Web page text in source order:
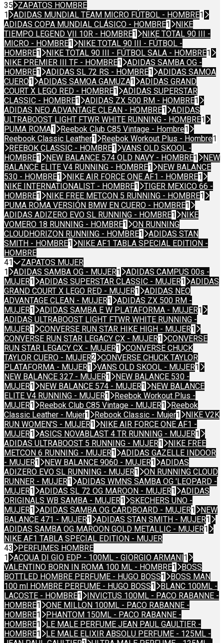
35
ZAPATOS HOMBRE
1
ADIDAS MUNDIAL TEAM MICRO FÚTBOL - HOMBRE1
ADIDAS COPA MUNDIAL CLÁSICO - HOMBRE1
NIKE
TIEMPO LEGEND VII 10R - HOMBRE1
NIKE TOTAL 90 III -
MICRO - HOMBRE1
NIKE TOTAL 90 III - FÚTBOL -
HOMBRE1 NIKE TOTAL 90 III - FÚTBOL SALA - HOMBRE1
NIKE PREMIER III TF - HOMBRE1
ADIDAS SAMBA OG -
HOMBRE1 ADIDAS SL 72 RS - HOMBRE1
ADIDAS SAMOA
CUERO1 ADIDAS SAMOA GAMUZA1
ADIDAS GRAND
COURT X LEGO RED - HOMBRE1
ADIDAS SUPERSTAR
CLASSIC - HOMBRE1 ADIDAS ZX 500 RM - HOMBRE1
ADIDAS NEO ADVANTAGE CLEAN - HOMBRE1
ADIDAS
ULTRABOOST LIGHT FTWR WHITE RUNNING - HOMBRE1
PUMA ROMA1 Reebok Club C85 Vintage - Hombre1
Reebook Classic Leather1 Reebok Workout Plus - Hombre1
REEBOK CLASSIC - HOMBRE1
VANS OLD SKOOL -
HOMBRE1 NEW BALANCE 574 OLD NAVY - HOMBRE1
NEW
BALANCE ELITE V4 RUNNING - HOMBRE1
NEW BALANCE
530 - HOMBRE1 NIKE AIR FORCE ONE AF1 - HOMBRE1
NIKE INTERNATIONALIST - HOMBRE1
TIGER MEXICO 66 -
HOMBRE1 NIKE FREE METCON 5 RUNNING - HOMBRE1
PUMA ROMA VERSIÓN BMW EN CUERO - HOMBRE1
ADIDAS ADIZERO EVO SL RUNNING - HOMBRE1
NIKE
VOMERO 18 RUNNING - HOMBRE1
ON RUNNING
CLOUDHORIZON RUNNING - HOMBRE1
ADIDAS STAN
SMITH - HOMBRE1
NIKE AF1 TABLA SPECIAL EDITION -
HOMBRE
41
ZAPATOS MUJER
1
ADIDAS SAMBA OG - MUJER1
ADIDAS CAMPUS 00s -
MUJER1 ADIDAS SUPERSTAR CLASSIC - MUJER1
ADIDAS
GRAND COURT X LEGO RED - MUJER1
ADIDAS NEO
ADVANTAGE CLEAN - MUJER1
ADIDAS ZX 500 RM -
MUJER1 ADIDAS SAMBA E W PLATAFORMA - MUJER1
ADIDAS ULTRABOOST LIGHT FTWR WHITE RUNNING -
MUJER1 CONVERSE RUN STAR HIKE HIGH - MUJER1
CONVERSE RUN STAR LEGACY CX - MUJER1
CONVERSE
RUN STAR LEGACY CX - MUJER1
CONVERSE CHUCK
TAYLOR CUERO - MUJER2 CONVERSE CHUCK TAYLOR
PLATAFORMA - MUJER1 VANS OLD SKOOL - MUJER1
NEW BALANCE 327 - MUJER1
NEW BALANCE 530 -
MUJER1 NEW BALANCE 574 - MUJER1
NEW BALANCE
ELITE V4 RUNNING - MUJER1
Reebok Workout Plus -
MUJER1 Reebok Club C85 Vintage - MUJER1
Reebok
Classic Leather - Mujer1 Rebook Classic - Mujer1
NIKE V2K
RUN WOMEN'S - MUJER1
NIKE AIR FORCE ONE AF1 -
MUJER1 ASICS NOVABLAST 4 TR RUNNING - MUJER1
ADIDAS ULTRABOOST 5 RUNNING - MUJER1
NIKE FREE
METCON 6 RUNNING - MUJER1
ADIDAS GAZELLE INDOOR
- MUJER1 NEW BALANCE 9060 - MUJER1
ADIDAS
ADIZERO EVO SL RUNNING - MUJER1
ON RUNNING CLOUD
RUNNER - MUJER1
ADIDAS WMNS SAMBA OG 'LEOPARD -
MUJER1 ADIDAS SL 72 OG MAROON - MUJER1
ADIDAS
ORIGINALS WB SAMBA - MUJER1
SKECHERS UNO -
MUJER1 ADIDAS SAMBA OG CARDBOARD - MUJER1
NEW
BALANCE 471 - MUJER1 ADIDAS STAN SMITH - MUJER1
ADIDAS SAMBA OG MAROON GOLD METALLIC - MUJER1
NIKE AF1 TABLA SPECIAL EDITION - MUJER
43
PERFUMES HOMBRE
1
ACQUA DI GIO EDP - 100ML - GIORGIO ARMANI 1
VALENTINO BORN IN ROMA 100 ML - HOMBRE1
BOSS
BOTTLED HOMBRE PERFUME - HUGO BOSS1
BOSS MAN
100 ml HOMBRE PERFUME - HUGO BOSS1
BLANC 100ML -
LACOSTE - HOMBRE1
INVICTUS 100ML - PACO RABANNE -
HOMBRE1
ONE MILLON 100ML - PACO RABANNE -
HOMBRE1
PHANTOM 150ML - PACO RABANNE -
HOMBRE1
LE MALE PERFUME JEAN PAUL GAULTIER -
HOMBRE1
LE MALE ELIXIR ABSOLU PERFUME - 125ML -